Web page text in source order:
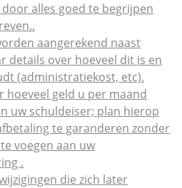
alles goed te begrijpen
aangerekend naast
details over hoeveel dit is en
(administratiekost, etc).
hoeveel geld u per maand
uw schuldeiser; plan hierop
te garanderen zonder
voegen aan uw
.
die zich later